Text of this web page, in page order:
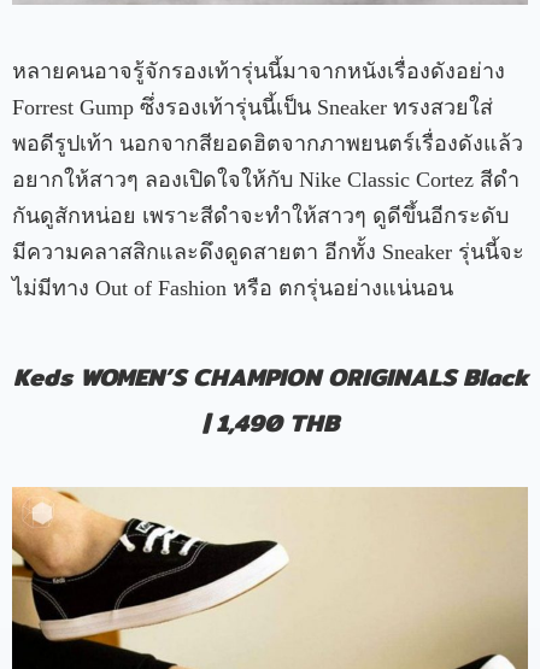
หลายคนอาจรู้จักรองเท้ารุ่นนี้มาจากหนังเรื่องดังอย่าง
Forrest Gump ซึ่งรองเท้ารุ่นนี้เป็น Sneaker ทรงสวยใส่
พอดีรูปเท้า นอกจากสียอดฮิตจากภาพยนตร์เรื่องดังแล้ว
อยากให้สาวๆ ลองเปิดใจให้กับ Nike Classic Cortez สีดำ
กันดูสักหน่อย เพราะสีดำจะทำให้สาวๆ ดูดีขึ้นอีกระดับ
มีความคลาสสิกและดึงดูดสายตา อีกทั้ง Sneaker รุ่นนี้จะ
ไม่มีทาง Out of Fashion หรือ ตกรุ่นอย่างแน่นอน
Keds WOMEN’S CHAMPION ORIGINALS Black
| 1,490 THB